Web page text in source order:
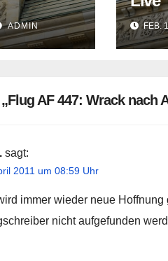
und
ADMIN
vor
FEB.
AF 447: Wrack nach
sagt:
2011 um 08:59 Uhr
immer wieder neue
nicht aufgefunden